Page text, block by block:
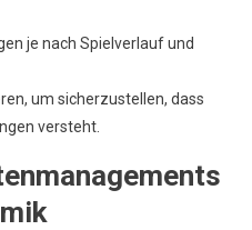
je nach Spielverlauf und
um sicherzustellen, dass
versteht.